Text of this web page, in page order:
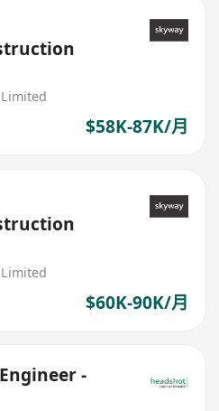
$58K-87K/月
$60K-90K/月
-